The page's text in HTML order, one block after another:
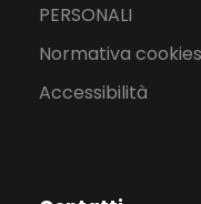
PERSONALI
Normativa cookies
Accessibilità